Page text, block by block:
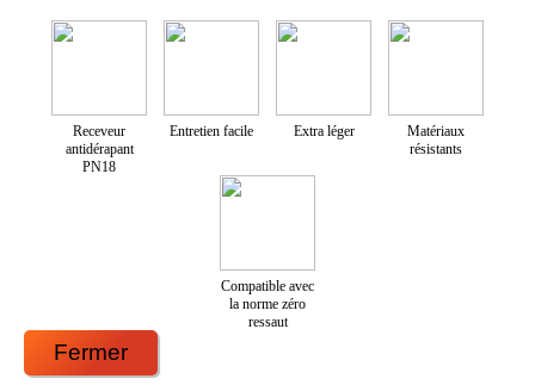
Receveur
antidérapant
PN18
Entretien facile Extra léger
Matériaux
résistants
Compatible avec
la norme zéro
ressaut
Fermer